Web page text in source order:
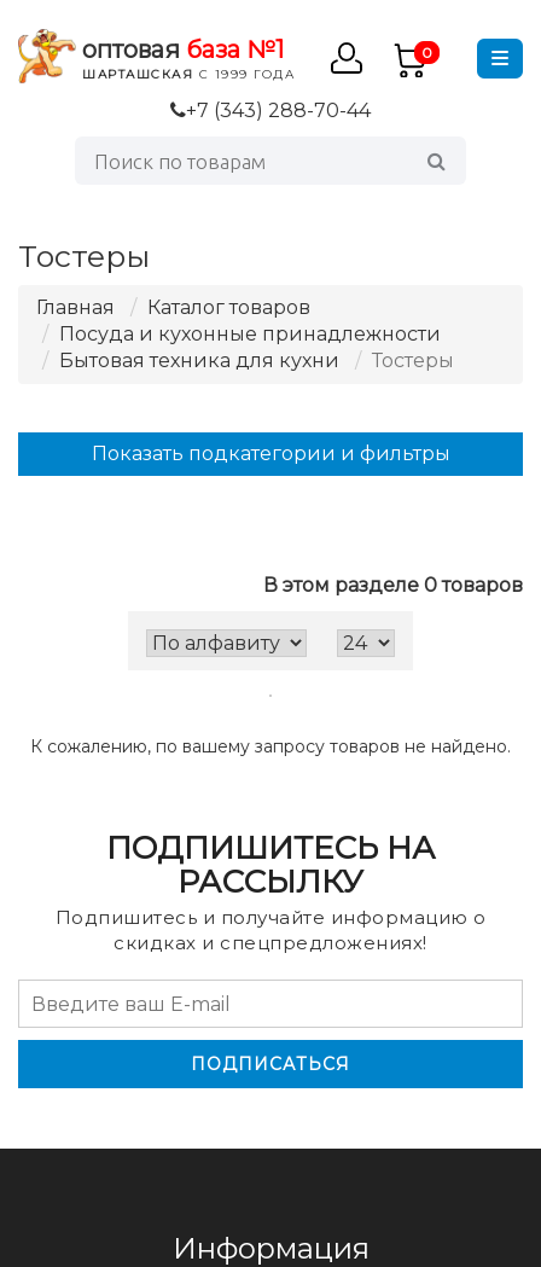
оптовая база №1
ШАРТАШСКАЯ С 1999 ГОДА
0
+7 (343) 288-70-44
Тостеры
Главная
Каталог товаров
Посуда и кухонные принадлежности
Бытовая техника для кухни
Тостеры
В этом разделе 0 товаров
К сожалению, по вашему запросу товаров не найдено.
Показать подкатегории и фильтры
ПОДПИШИТЕСЬ НА
РАССЫЛКУ
Подпишитесь и получайте информацию о
скидках и спецпредложениях!
Информация